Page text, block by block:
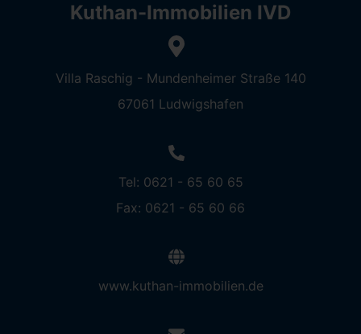
Kuthan-Immobilien IVD
Villa Raschig - Mundenheimer Straße 140
67061 Ludwigshafen
Tel: 0621 - 65 60 65
Fax: 0621 - 65 60 66
www.kuthan-immobilien.de